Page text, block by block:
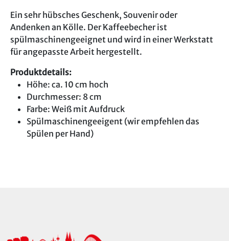
Ein sehr hübsches Geschenk, Souvenir oder
Andenken an Kölle. Der Kaffeebecher ist
spülmaschinengeeignet und wird in einer Werkstatt
für angepasste Arbeit hergestellt.
Produktdetails:
Höhe: ca. 10 cm hoch
Durchmesser: 8 cm
Farbe: Weiß mit Aufdruck
Spülmaschinengeeigent (wir empfehlen das
Spülen per Hand)